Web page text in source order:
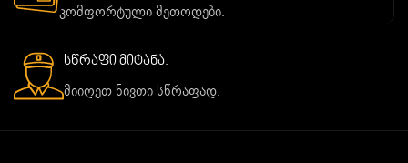
კომფორტული მეთოდები.
სწრაფი მიტანა.
მიიღეთ ნივთი სწრაფად.